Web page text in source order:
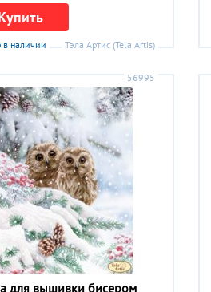
в наличии Тэла Артис (Tela Artis)
56995
для вышивки бисером